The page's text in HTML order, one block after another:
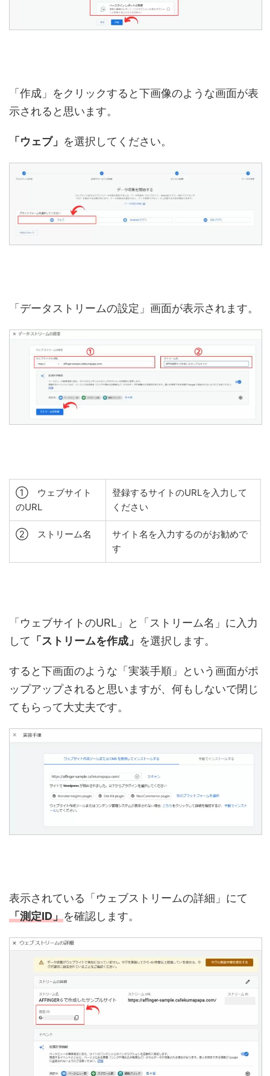
「作成」をクリックすると下画像のような画面が表
示されると思います。
「ウェブ」 を選択してください。
「データストリームの設定」画面が表示されます。
① ウェブサイト
のURL
登録するサイトのURLを入力して
ください
② ストリーム名
サイト名を入力するのがお勧めで
す
「ウェブサイトのURL」と「ストリーム名」に入力
して 「ストリームを作成」 を選択します。
すると下画面のような「実装手順」という画面がポ
ップアップされると思いますが、何もしないで閉じ
てもらって大丈夫です。
表示されている「ウェブストリームの詳細」にて
「測定ID」を確認します。